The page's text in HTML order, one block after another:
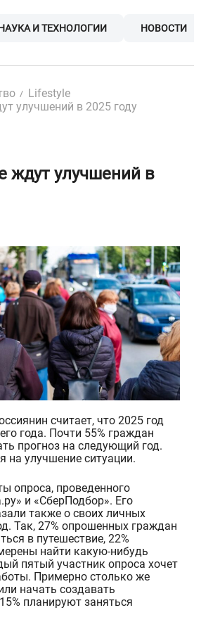
И ТЕХНОЛОГИИ НОВОСТИ
Lifestyle
улучшений в 2025 году
ждут улучшений в
года. Почти 55% граждан
прогноз на следующий год.
на улучшение ситуации.
опроса, проведенного
и «СберПодбор». Его
также о своих личных
Так, 27% опрошенныхграждан
в путешествие, 22%
найти какую-нибудь
пятый участник опроса хочет
Примерно столько же
начать создавать
планируют заняться